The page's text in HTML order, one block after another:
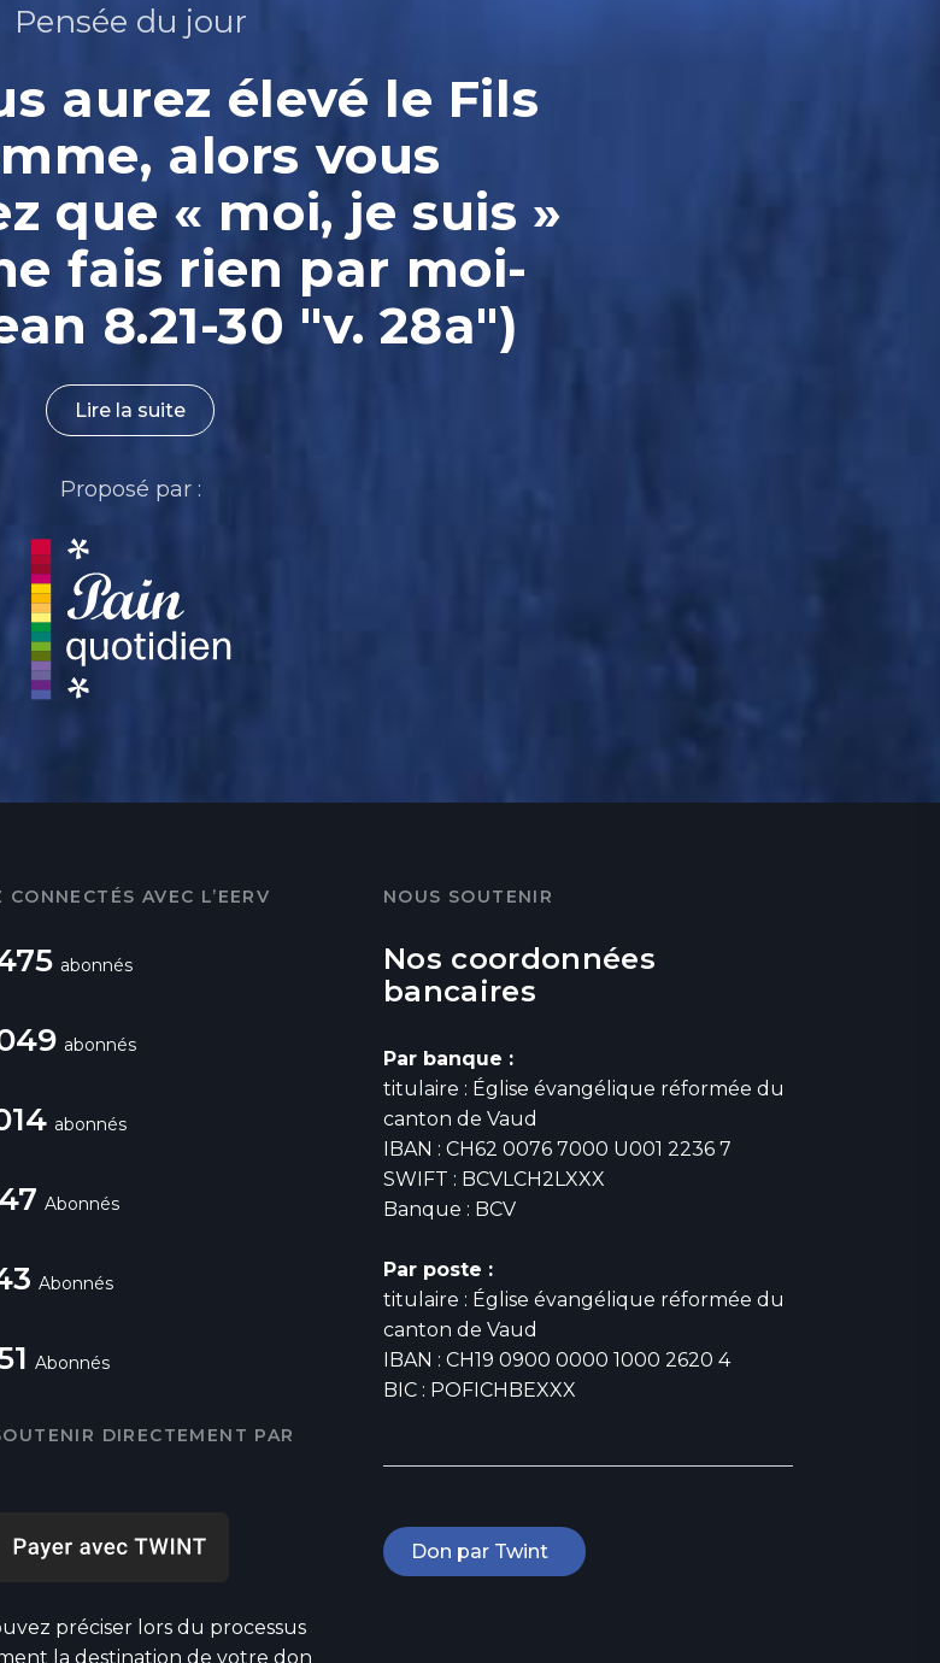
Pensée du jour
aurez élevé le Fils
alors vous
que « moi, je suis »
fais rien par moi-
8.21-30 "v. 28a")
Lire la suite
Proposé par :
CONNECTÉS AVEC L’EERV
abonnés
abonnés
abonnés
Abonnés
Abonnés
Abonnés
DIRECTEMENT PAR
préciser lors du processus
la destination de votre don
NOUS SOUTENIR
Nos coordonnées
bancaires
Par banque :
titulaire : Église évangélique réformée du
canton de Vaud
IBAN : CH62 0076 7000 U001 2236 7
SWIFT : BCVLCH2LXXX
Banque : BCV
Par poste :
titulaire : Église évangélique réformée du
canton de Vaud
IBAN : CH19 0900 0000 1000 2620 4
BIC : POFICHBEXXX
Don par Twint